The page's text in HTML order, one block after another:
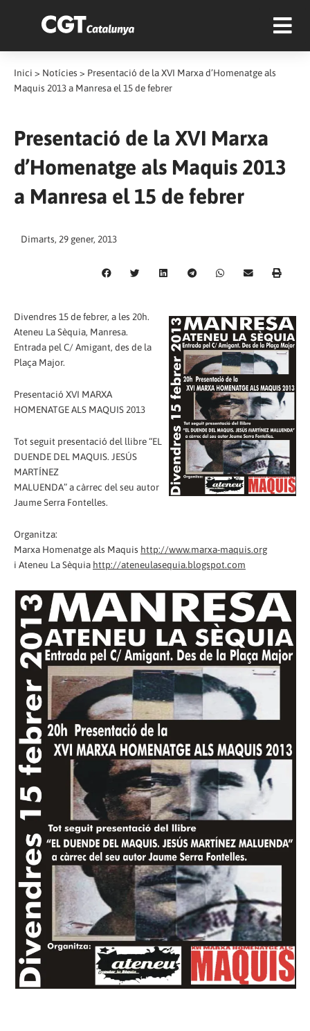
Inici > Notícies > Presentació de la XVI Marxa d’Homenatge als
Maquis 2013 a Manresa el 15 de febrer
Presentació de la XVI Marxa
d’Homenatge als Maquis 2013
a Manresa el 15 de febrer
Dimarts, 29 gener, 2013
Divendres 15 de febrer, a les 20h.
Ateneu La Sèquia, Manresa.
Entrada pel C/ Amigant, des de la
Plaça Major.
Presentació XVI MARXA
HOMENATGE ALS MAQUIS 2013
Tot seguit presentació del llibre “EL
DUENDE DEL MAQUIS. JESÚS
MARTÍNEZ
MALUENDA” a càrrec del seu autor
Jaume Serra Fontelles.
Organitza:
Marxa Homenatge als Maquis http://www.marxa-maquis.org
i Ateneu La Sèquia http://ateneulasequia.blogspot.com